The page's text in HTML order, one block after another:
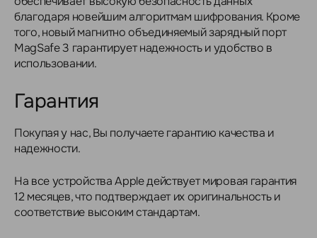
благодаря новейшим алгоритмам шифрования. Кроме
того, новый магнитно объединяемый зарядный порт
MagSafe 3 гарантирует надежность и удобство в
использовании.
Гарантия
Покупая у нас, Вы получаете гарантию качества и
надежности.
На все устройства Apple действует мировая гарантия
12 месяцев, что подтверждает их оригинальность и
соответствие высоким стандартам.